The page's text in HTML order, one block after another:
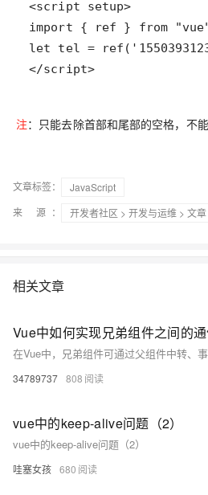
</script>
注：只能去除首部和尾部的空格，不
文章标签：
JavaScript
来 源：
开发者社区 > 开发与运维 > 文章
相关文章
Vue中如何实现兄弟组件之间的
34789737 808
vue中的keep-alive问题（2）
vue中的keep-alive问题（2）
哇塞女孩 680